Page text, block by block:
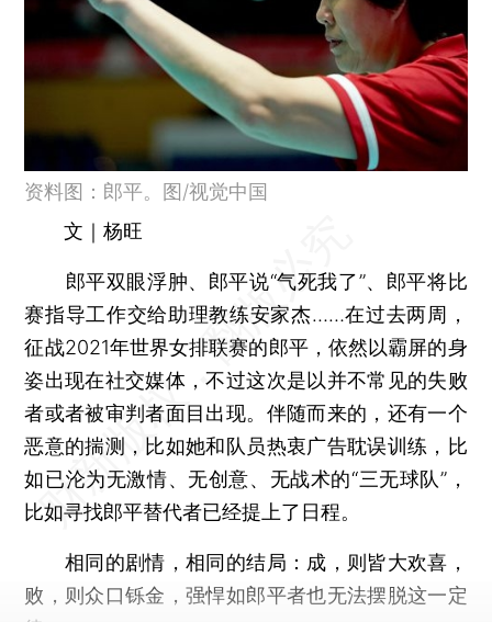
资料图：郎平。图/视觉中国
文｜杨旺
郎平双眼浮肿、郎平说“气死我了”、郎平将比
赛指导工作交给助理教练安家杰……在过去两周，
征战2021年世界女排联赛的郎平，依然以霸屏的身
姿出现在社交媒体，不过这次是以并不常见的失败
者或者被审判者面目出现。伴随而来的，还有一个
恶意的揣测，比如她和队员热衷广告耽误训练，比
如已沦为无激情、无创意、无战术的“三无球队”，
比如寻找郎平替代者已经提上了日程。
相同的剧情，相同的结局：成，则皆大欢喜，
败，则众口铄金，强悍如郎平者也无法摆脱这一定